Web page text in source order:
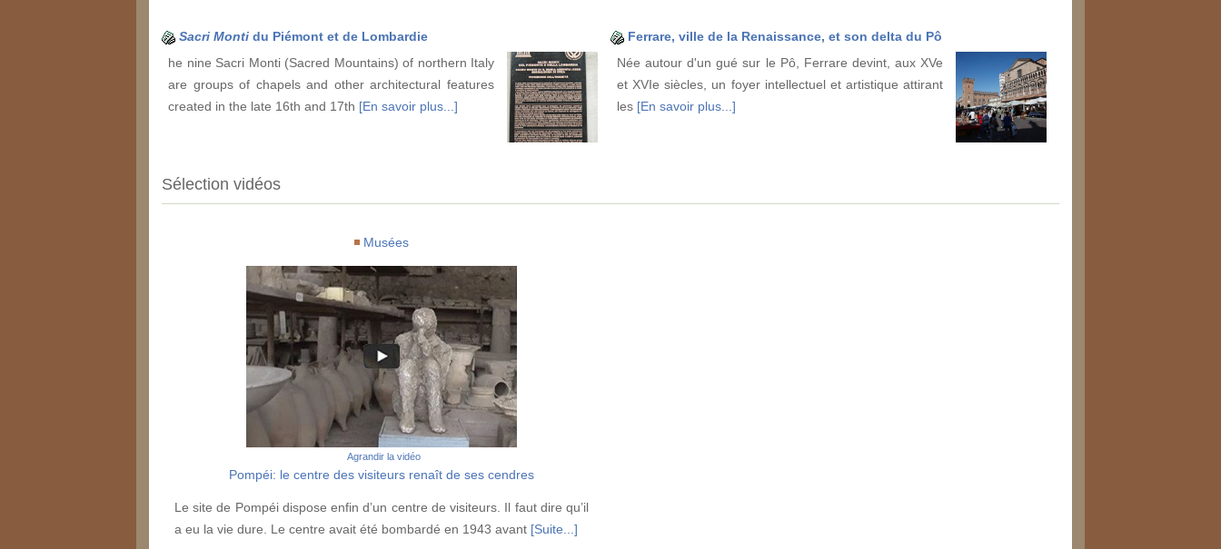
Sacri Monti du Piémont et de Lombardie
he nine Sacri Monti (Sacred Mountains) of northern Italy
are groups of chapels and other architectural features
created in the late 16th and 17th [En savoir plus...]
Ferrare, ville de la Renaissance, et son delta du Pô
Née autour d'un gué sur le Pô, Ferrare devint, aux XVe
et XVIe siècles, un foyer intellectuel et artistique attirant
les [En savoir plus...]
Sélection vidéos
Musées
Agrandir la vidéo
Pompéi: le centre des visiteurs renaît de ses cendres
Le site de Pompéi dispose enfin d’un centre de visiteurs. Il faut dire qu’il
a eu la vie dure. Le centre avait été bombardé en 1943 avant [Suite...]